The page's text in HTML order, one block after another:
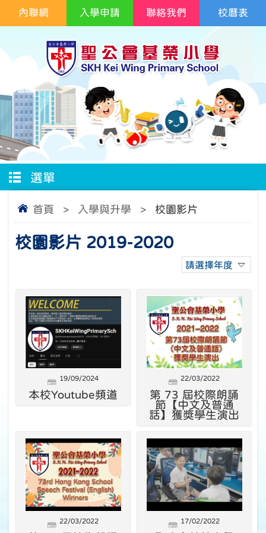
校曆表
內聯網 入學申請 聯絡我們
選單
首頁 > 入學與升學 > 校園影片
校園影片 2019-2020
請選擇年度
19/09/2024
本校Youtube頻道
22/03/2022
第 73 屆校際朗誦
節【中文及普通
話】獲獎學生演出
22/03/2022 17/02/2022